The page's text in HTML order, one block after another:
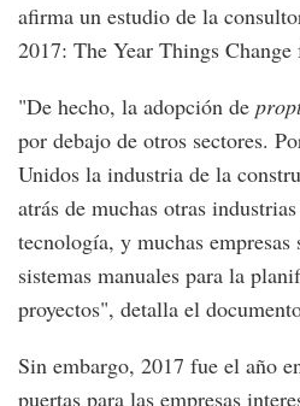
afirma un estudio de la
2017: The Year Things
"De hecho, la adopción de
por debajo de otros sectores.
Unidos la industria de la
atrás de muchas otras
tecnología, y muchas
sistemas manuales para la
proyectos", detalla el
Sin embargo, 2017 fue el año
puertas para las empresas